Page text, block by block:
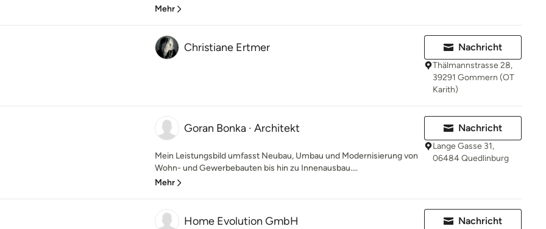
Mehr
Christiane Ertmer Nachricht
Thälmannstrasse 28,
39291 Gommern (OT
Karith)
Goran Bonka · Architekt
Mein Leistungsbild umfasst Neubau, Umbau und Modernisierung von
Wohn- und Gewerbebauten bis hin zu Innenausbau....
Mehr
Nachricht
Lange Gasse 31,
06484 Quedlinburg
Home Evolution GmbH Nachricht